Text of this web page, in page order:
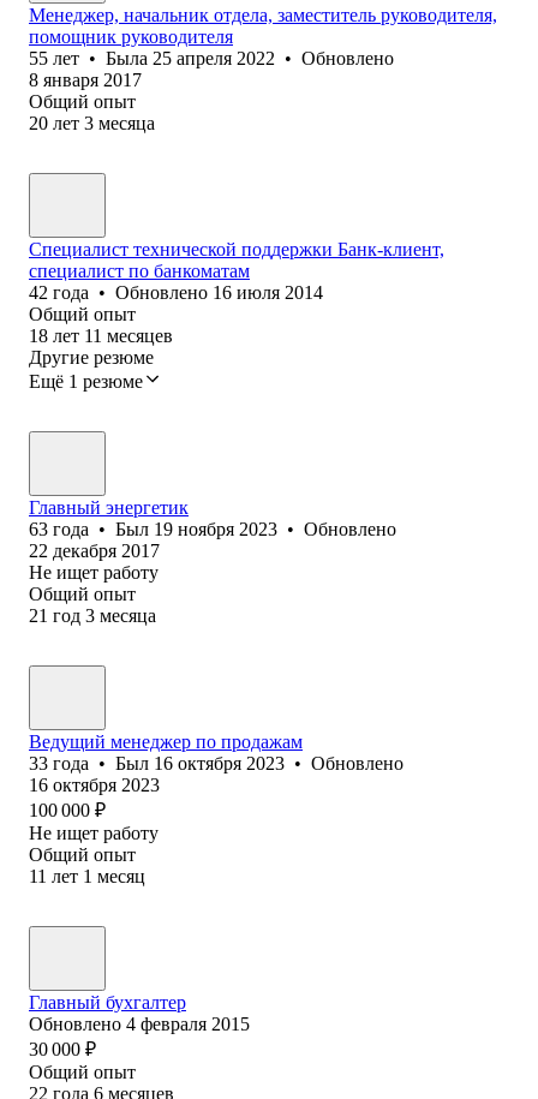
Менеджер, начальник отдела, заместитель руководителя,
помощник руководителя
55 лет • Была 25 апреля 2022 • Обновлено
8 января 2017
Общий опыт
20 лет 3 месяца
Специалист технической поддержки Банк-клиент,
специалист по банкоматам
42 года • Обновлено 16 июля 2014
Общий опыт
18 лет 11 месяцев
Другие резюме
Ещё 1 резюме
Главный энергетик
63 года • Был 19 ноября 2023 • Обновлено
22 декабря 2017
Не ищет работу
Общий опыт
21 год 3 месяца
Ведущий менеджер по продажам
33 года • Был 16 октября 2023 • Обновлено
16 октября 2023
100 000 ₽
Не ищет работу
Общий опыт
11 лет 1 месяц
Главный бухгалтер
Обновлено 4 февраля 2015
30 000 ₽
Общий опыт
22 года 6 месяцев